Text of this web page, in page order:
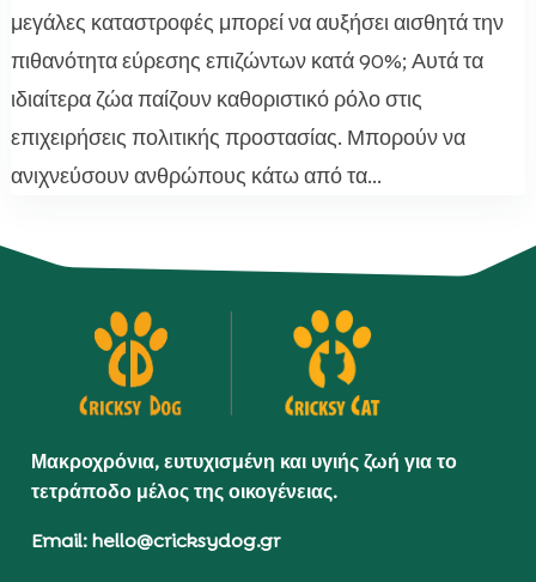
μεγάλες καταστροφές μπορεί να αυξήσει αισθητά την
πιθανότητα εύρεσης επιζώντων κατά 90%; Αυτά τα
ιδιαίτερα ζώα παίζουν καθοριστικό ρόλο στις
επιχειρήσεις πολιτικής προστασίας. Μπορούν να
ανιχνεύσουν ανθρώπους κάτω από τα...
Μακροχρόνια, ευτυχισμένη και υγιής ζωή για το
τετράποδο μέλος της οικογένειας.
Email: hello@cricksydog.gr